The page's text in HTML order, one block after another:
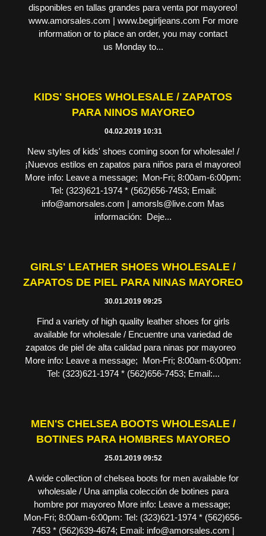
disponibles en tallas grandes para venta por mayoreo!
www.amorsales.com | www.begirljeans.com For more
information or to place an order, you may contact
us Monday to...
KIDS' SHOES WHOLESALE / ZAPATOS
PARA NINOS MAYOREO
04.02.2019 10:31
New styles of kids' shoes coming soon for wholesale! /
¡Nuevos estilos en zapatos para niños para el mayoreo!
More info: Leave a message; Mon-Fri; 8:00am-6:00pm:
Tel: (323)621-1974 * (562)656-7453; Email:
info@amorsales.com | amorsls@live.com Mas
información: Deje...
GIRLS' LEATHER SHOES WHOLESALE /
ZAPATOS DE PIEL PARA NINAS MAYOREO
30.01.2019 09:25
Find a variety of high quality leather shoes for girls
available for wholesale / Encuentre una variedad de
zapatos de piel de alta calidad para ninas por mayoreo
More info: Leave a message; Mon-Fri; 8:00am-6:00pm:
Tel: (323)621-1974 * (562)656-7453; Email:...
MEN'S CHELSEA BOOTS WHOLESALE /
BOTINES PARA HOMBRES MAYOREO
25.01.2019 09:52
A wide collection of chelsea boots for men available for
wholesale / Una amplia colección de botines para
hombre por mayoreo More info: Leave a message;
Mon-Fri; 8:00am-6:00pm: Tel: (323)621-1974 * (562)656-
7453 * (562)639-4674; Email: info@amorsales.com |